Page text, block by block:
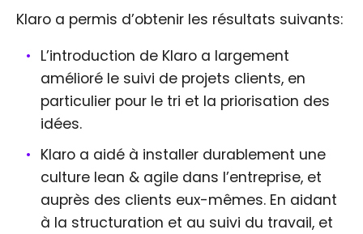
Klaro a permis d’obtenir les résultats suivants:
L’introduction de Klaro a largement
amélioré le suivi de projets clients, en
particulier pour le tri et la priorisation des
idées.
Klaro a aidé à installer durablement une
culture lean & agile dans l’entreprise, et
auprès des clients eux-mêmes. En aidant
à la structuration et au suivi du travail, et